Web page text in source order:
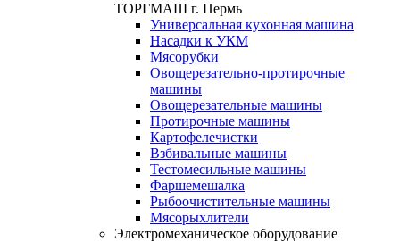
ТОРГМАШ г. Пермь
Универсальная кухонная машина
Насадки к УКМ
Мясорубки
Овощерезательно-протирочные
машины
Овощерезательные машины
Протирочные машины
Картофелечистки
Взбивальные машины
Тестомесильные машины
Фаршемешалка
Рыбоочистительные машины
Мясорыхлители
Электромеханическое оборудование